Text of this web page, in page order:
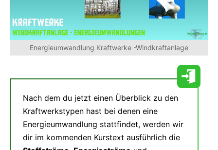
Energieumwandlung Kraftwerke -Windkraftanlage
Nach dem du jetzt einen Überblick zu den
Kraftwerkstypen hast bei denen eine
Energieumwandlung stattfindet, werden wir
dir im kommenden Kurstext ausführlich die